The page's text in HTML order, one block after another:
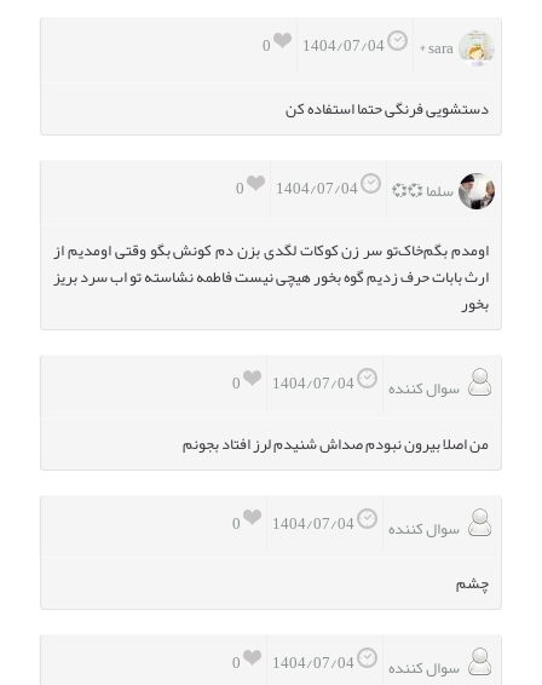
0
sara *
دستشویی فرنگی حتما استفاده کن
0
سلما 💞💞
اومدم بگم‌خاک‌تو سر زن کوکات لگدی بزن دم کونش بگو ‌وقتی اومدیم از
ارث بابات حرف زدیم گوه بخور هیچی نیست فاطمه نشاسته تو اب سرد بریز
بخور
0
سوال کننده
من اصلا بیرون نبودم صداش شنیدم لرز افتاد بجونم
0
سوال کننده
چشم
0
سوال کننده